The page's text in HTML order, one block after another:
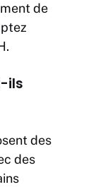
de
ils
des
des